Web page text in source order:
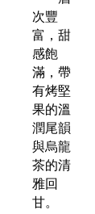
次豐
富，甜
感飽
滿，帶
有烤堅
果的溫
潤尾韻
與烏龍
茶的清
雅回
甘。